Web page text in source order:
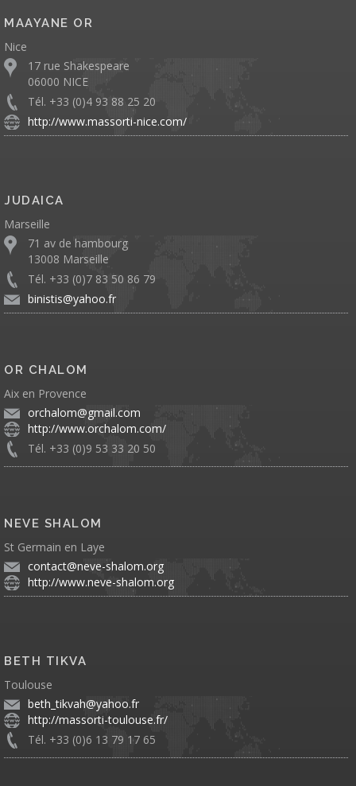
MAAYANE OR
Nice
17 rue Shakespeare
06000 NICE
Tél. +33 (0)4 93 88 25 20
http://www.massorti-nice.com/
JUDAICA
Marseille
71 av de hambourg
13008 Marseille
Tél. +33 (0)7 83 50 86 79
binistis@yahoo.fr
OR CHALOM
Aix en Provence
orchalom@gmail.com
http://www.orchalom.com/
Tél. +33 (0)9 53 33 20 50
NEVE SHALOM
St Germain en Laye
contact@neve-shalom.org
http://www.neve-shalom.org
BETH TIKVA
Toulouse
beth_tikvah@yahoo.fr
http://massorti-toulouse.fr/
Tél. +33 (0)6 13 79 17 65